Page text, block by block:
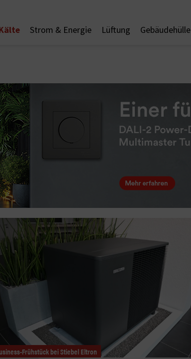
Strom & Energie Lüftung Gebäudehülle
Frühstück bei Stiebel Eltron